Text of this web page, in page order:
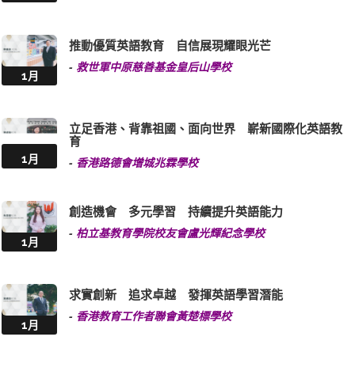
1月
推動優質英語教育 自信展現耀眼光芒
- 救世軍中原慈善基金皇后山學校
1月
立足香港、背靠祖國、面向世界 嶄新國際化英語教
育
- 香港路德會增城兆霖學校
1月
創造機會 多元學習 持續提升英語能力
- 柏立基教育學院校友會盧光輝紀念學校
1月
求實創新 追求卓越 發揮英語學習潛能
- 香港教育工作者聯會黃楚標學校